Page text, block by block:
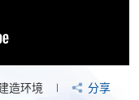
造环境 分享